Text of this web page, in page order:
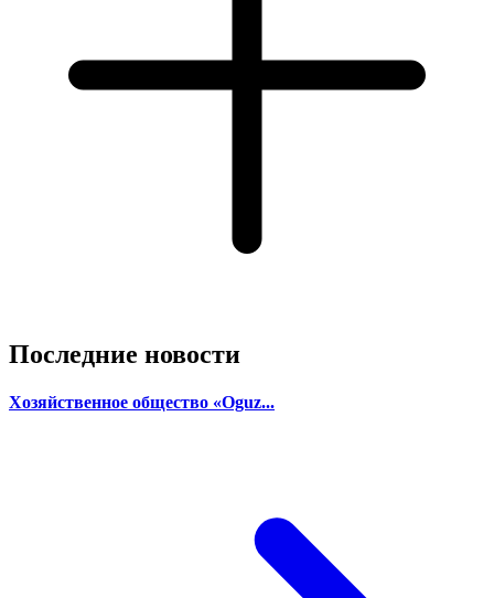
Последние новости
Хозяйственное общество «Oguz...